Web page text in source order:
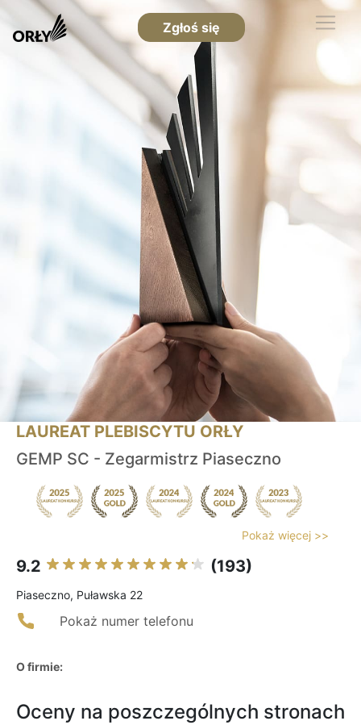
Zgłoś się
LAUREAT PLEBISCYTU ORŁY
GEMP SC - Zegarmistrz Piaseczno
Pokaż więcej >>
9.2 (193)
Piaseczno, Puławska 22
Pokaż numer telefonu
O firmie:
Oceny na poszczególnych stronach